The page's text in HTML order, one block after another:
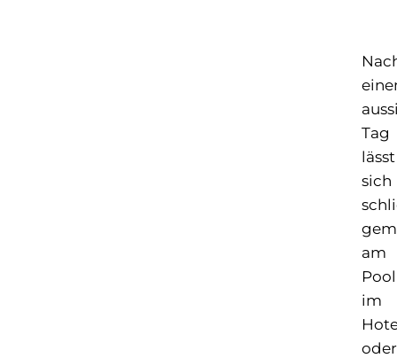
Tag
lässt
sich
am
Pool
im
oder